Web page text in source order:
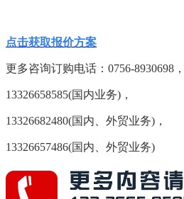
点击获取报价方案
更多咨询订购电话： 0756-8930698
13326658585(国内业务)，
13326682480(国内、外贸业务)，
13326657486(国内、外贸业务)